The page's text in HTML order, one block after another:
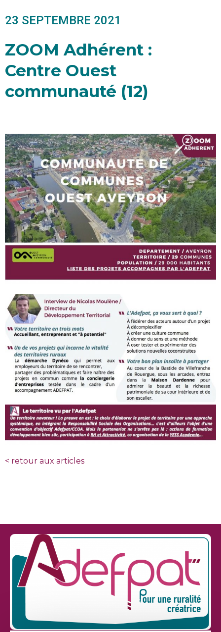
23 SEPTEMBRE 2021
ZOOM Adhérent :
Centre Ouest
communauté (12)
< retour aux articles